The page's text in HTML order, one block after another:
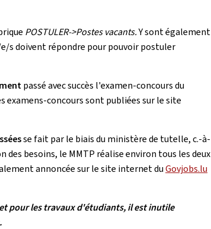
POSTULER->Postes vacants.Y sont également
s doivent répondre pour pouvoir postuler
passé avec succès l'examen-concours du
concours sont publiées sur le site
se fait par le biais du ministère de tutelle, c.-à-
besoins, le MMTP réalise environ tous les deux
annoncée sur le site internet duGovjobs.lu
pour les travaux d'étudiants, il est inutile